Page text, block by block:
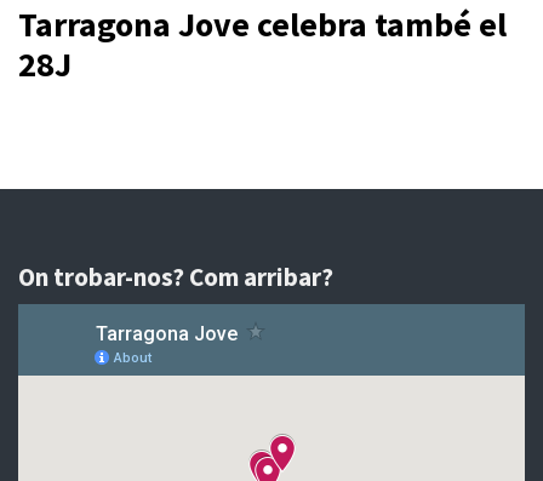
Tarragona Jove celebra també el
28J
On trobar-nos? Com arribar?